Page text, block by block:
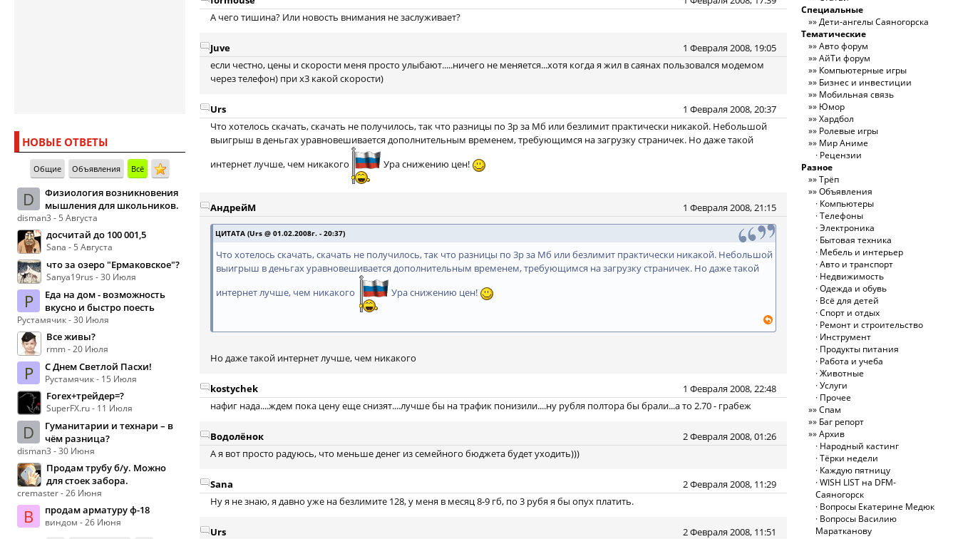
НОВЫЕ ОТВЕТЫ
Общие Объявления Всё
D
Физиология возникновения
мышления для школьников.
disman3 - 5 Августа
досчитай до 100 001,5
Sana - 5 Августа
что за озеро "Ермаковское"?
Sanya19rus - 30 Июля
Р
Еда на дом - возможность
вкусно и быстро поесть
Рустамячик - 30 Июля
Все живы?
rmm - 20 Июля
Р С Днем Светлой Пасхи!
Рустамячик - 15 Июля
Forex+трейдер=?
SuperFX.ru - 11 Июля
D
Гуманитарии и технари – в
чём разница?
disman3 - 30 Июня
Продам трубу б/у. Можно
для стоек забора.
cremaster - 26 Июня
В продам арматуру ф-18
виндом - 26 Июня
А чего тишина? Или новость внимания не заслуживает?
1 Февраля 2008, 19:05
Juve
если честно, цены и скорости меня просто улыбают.....ничего не меняется...хотя когда я жил в саянах пользовался модемом
через телефон) при х3 какой скорости)
1 Февраля 2008, 20:37
Urs
Что хотелось скачать, скачать не получилось, так что разницы по 3р за Мб или безлимит практически никакой. Небольшой
выигрыш в деньгах уравновешивается дополнительным временем, требующимся на загрузку страничек. Но даже такой
интернет лучше, чем никакого
Ура снижению цен!
1 Февраля 2008, 21:15
АндрейМ
ЦИТАТА (Urs @ 01.02.2008г. - 20:37)
Что хотелось скачать, скачать не получилось, так что разницы по 3р за Мб или безлимит практически никакой. Небольшой
выигрыш в деньгах уравновешивается дополнительным временем, требующимся на загрузку страничек. Но даже такой
интернет лучше, чем никакого
Ура снижению цен!
Но даже такой интернет лучше, чем никакого
1 Февраля 2008, 22:48
kostychek
нафиг нада....ждем пока цену еще снизят....лучше бы на трафик понизили....ну рубля полтора бы брали...а то 2.70 - грабеж
2 Февраля 2008, 01:26
Водолёнок
А я вот просто радуюсь, что меньше денег из семейного бюджета будет уходить)))
2 Февраля 2008, 11:29
Sana
Ну я не знаю, я давно уже на безлимите 128, у меня в месяц 8-9 гб, по 3 рубя я бы опух платить.
2 Февраля 2008, 11:51
Urs
Специальные
Дети-ангелы Саяногорска
Тематические
Авто форум
АйТи форум
Компьютерные игры
Бизнес и инвестиции
Мобильная связь
Юмор
Хардбол
Ролевые игры
Мир Аниме
Рецензии
Разное
Трёп
Объявления
Компьютеры
Телефоны
Электроника
Бытовая техника
Мебель и интерьер
Авто и транспорт
Недвижимость
Одежда и обувь
Всё для детей
Спорт и отдых
Ремонт и строительство
Инструмент
Продукты питания
Работа и учеба
Животные
Услуги
Прочее
Спам
Баг репорт
Архив
Народный кастинг
Тёрки недели
Каждую пятницу
WISH LIST на DFM-
Саяногорск
Вопросы Екатерине Медюк
Вопросы Василию
Маратканову